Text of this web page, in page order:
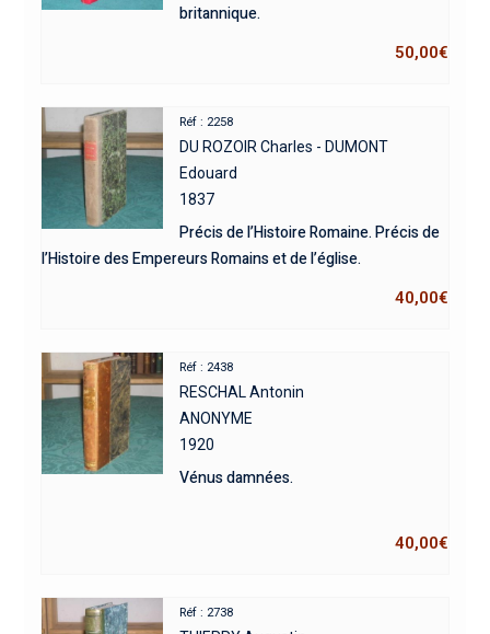
britannique.
50,00€
Réf : 2258
DU ROZOIR Charles - DUMONT
Edouard
1837
Précis de l’Histoire Romaine. Précis de
l’Histoire des Empereurs Romains et de l’église.
40,00€
Réf : 2438
RESCHAL Antonin
ANONYME
1920
Vénus damnées.
40,00€
Réf : 2738